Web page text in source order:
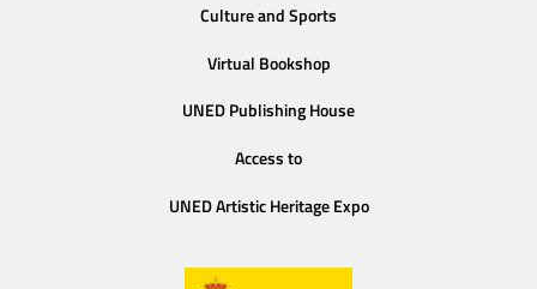
Culture and Sports
Virtual Bookshop
UNED Publishing House
Access to
UNED Artistic Heritage Expo